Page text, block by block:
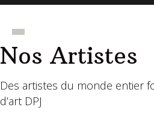
Nos Artistes
Des artistes du monde entier
d’art DPJ